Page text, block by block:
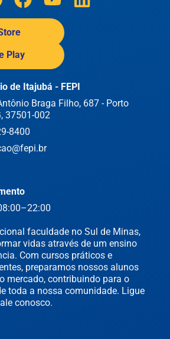
Play
faculdade no Sul de Minas,
vidas através de um ensino
Com cursos práticos e
preparamos nossos alunos
mercado, contribuindo para o
toda a nossa comunidade. Ligue
conosco.
de Itajubá - FEPI
Braga Filho, 687 - Porto
37501-002
8400